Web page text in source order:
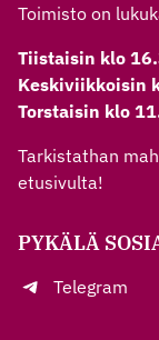
Toimisto on
Tiistaisin klo
Keskiviikkoisin
Torstaisin klo
Tarkistathan
etusivulta!
PYKÄLÄ
Telegram